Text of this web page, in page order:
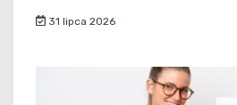
31 lipca 2026